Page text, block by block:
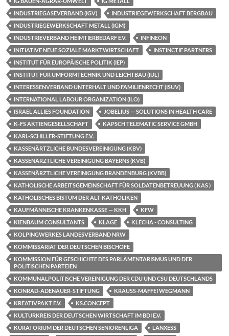
INDUSTRIEGASEVERBAND (IGV)
INDUSTRIEGEWERKSCHAFT BERGBAU
INDUSTRIEGEWERKSCHAFT METALL (IGM)
INDUSTRIEVERBAND HEIMTIERBEDARF E.V.
INFINEON
INITIATIVE NEUE SOZIALE MARKTWIRTSCHAFT
INSTINCTIF PARTNERS
INSTITUT FÜR EUROPÄISCHE POLITIK (IEP)
INSTITUT FÜR UMFORMTECHNIK UND LEICHTBAU (IUL)
INTERESSENVERBAND UNTERHALT UND FAMILIENRECHT (ISUV)
INTERNATIONAL LABOUR ORGANIZATION (ILO)
ISRAEL ALLIES FOUNDATION
JOBELIUS — SOLUTIONS IN HEALTH CARE
K-FS AKTIENGESELLSCHAFT
KAPSCH TELEMATIC SERVICE GMBH
KARL-SCHILLER-STIFTUNG E.V.
KASSENÄRTZLICHE BUNDESVEREINIGUNG (KBV)
KASSENÄRZTLICHE VEREINIGUNG BAYERNS (KVB)
KASSENÄRZTLICHE VEREINIGUNG BRANDENBURG (KVBB)
KATHOLISCHE ARBEITSGEMEINSCHAFT FÜR SOLDATENBETREUUNG ( KAS )
KATHOLISCHES BISTUM DER ALT-KATHOLIKEN
KAUFMÄNNISCHE KRANKENKASSE — KKH
KFW
KIENBAUM CONSULTANTS
KLAGE
KLECHA - CONSULTING
KOLPINGWERKES LANDESVERBAND NRW
KOMMISSARIAT DER DEUTSCHEN BISCHÖFE
KOMMISSION FÜR GESCHICHTE DES PARLAMENTARISMUS UND DER
POLITISCHEN PARTEIEN
KOMMUNALPOLITISCHE VEREINIGUNG DER CDU UND CSU DEUTSCHLANDS
KONRAD-ADENAUER-STIFTUNG
KRAUSS-MAFFEI WEGMANN
KREATIVPAKT E.V.
KS.CONCEPT
KULTURKREIS DER DEUTSCHEN WIRTSCHAFT IM BDI E.V.
KURATORIUM DER DEUTSCHEN SENIORENLIGA
LANXESS